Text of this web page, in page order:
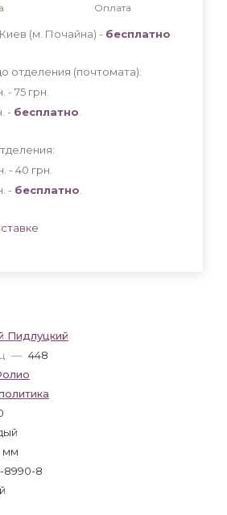
Пидлуцкий
— 448
мм
8990-8
Оплата
(м. Почайна) - бесплатно
отделения (почтомата):
- 75 грн
- бесплатно
- 40 грн
- бесплатно